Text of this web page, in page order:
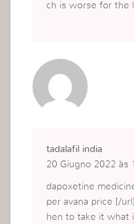
ch is worse for the
tadalafil india
20 Giugno 2022 às
dapoxetine
per avana price [/
hen to take it what